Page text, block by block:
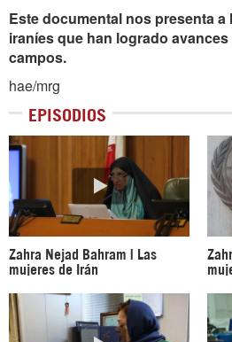
Este documental nos presenta
iraníes que han logrado
campos.
hae/mrg
EPISODIOS
Zahra Nejad Bahram | Las
mujeres de Irán